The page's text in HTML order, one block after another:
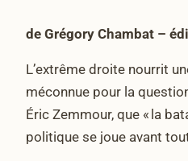
de Grégory Chambat –
L’extrême droite nourrit
méconnue pour la
Éric Zemmour, que « la
politique se joue avant